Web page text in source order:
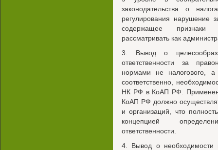
законодательства о
регулирования нарушение
содержащее признаки
рассматривать как
3. Вывод о
ответственности за
нормами не налогового, а
соответственно,
НК РФ в КоАП РФ.
КоАП РФ должно
и организаций, что
концепцией
ответственности.
4. Вывод о необходимости